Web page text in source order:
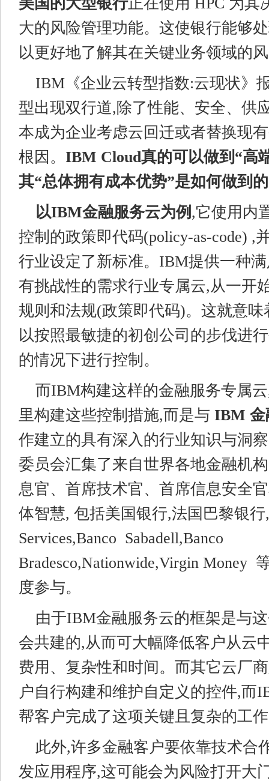
大的风险管理功能。这使银行能够
以更好地了解其在关键业务领域的
IBM《企业云转型指数:云现状》
型出现双行道,除了性能、安全、供
本成为企业考虑云回迁或者替换现
根因。 IBM Cloud真的可以做到“高
其“总体拥有成本优势”是如何做到
以IBM金融服务云为例 ,它使用内
控制的政策即代码(policy-as-code) ,
行业设定了新标准。IBM提供一种
有挑战性的需求行业专属云,从一开
规则和法规(政策即代码)。这就意
以按照最敏捷的初创公司的步伐进
的情况下进行控制。
而IBM构建这样的金融服务专属
里构建这些控制措施,而是与 IBM 金
作建立的具有深入的行业知识与洞
委员会汇集了来自世界各地金融机
息官、首席技术官、首席信息安全
体智慧, 包括美国银行,法国巴黎银行
Services,Banco Sabadell,Banco
Bradesco,Nationwide,Virgin Money
度参与。
由于IBM金融服务云的框架是与
会共建的,从而可大幅降低客户从云
费用、复杂性和时间。而其它云厂
户自行构建和维护自定义的控件,而
帮客户完成了这项关键且复杂的工
此外,许多金融客户要依靠技术合
发应用程序,这可能会为风险打开大